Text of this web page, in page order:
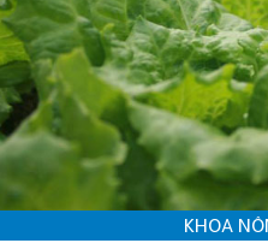
KHOA